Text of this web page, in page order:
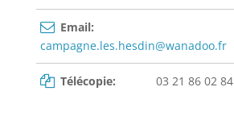
Email:
campagne.les.hesdin@wanadoo.fr
Télécopie: 03 21 86 02 84